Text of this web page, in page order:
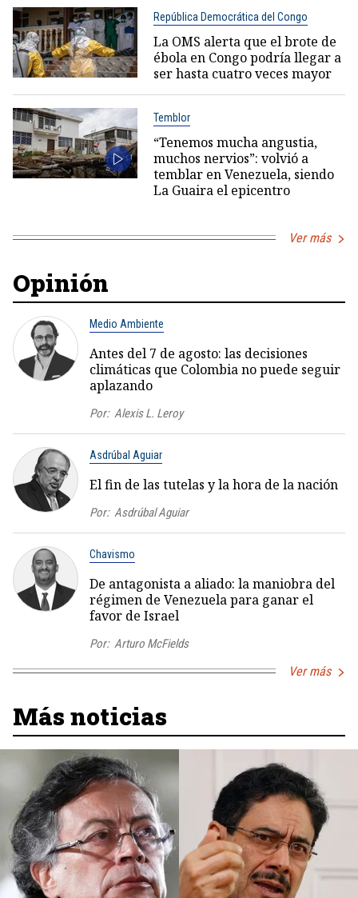
República Democrática del Congo
La OMS alerta que el brote de
ébola en Congo podría llegar a
ser hasta cuatro veces mayor
Temblor
“Tenemos mucha angustia,
muchos nervios”: volvió a
temblar en Venezuela, siendo
La Guaira el epicentro
Ver más
Opinión
Medio Ambiente
Antes del 7 de agosto: las decisiones
climáticas que Colombia no puede seguir
aplazando
Por: Alexis L. Leroy
Asdrúbal Aguiar
El fin de las tutelas y la hora de la nación
Por: Asdrúbal Aguiar
Chavismo
De antagonista a aliado: la maniobra del
régimen de Venezuela para ganar el
favor de Israel
Por: Arturo McFields
Ver más
Más noticias